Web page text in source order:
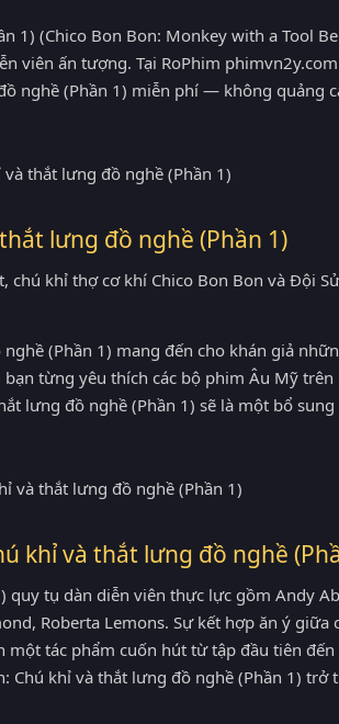
1) (Chico Bon Bon: Monkey with a Tool
viên ấn tượng. Tại RoPhim phimvn2y.com
nghề (Phần 1) miễn phí — không quảng
lưng đồ nghề (Phần 1)
khỉ thợ cơ khí Chico Bon Bon và Đội
(Phần 1) mang đến cho khán giả
từng yêu thích các bộ phim Âu Mỹ trên
lưng đồ nghề (Phần 1) sẽ là một bổ
khỉ và thắt lưng đồ nghề
quy tụ dàn diễn viên thực lực gồm Andy
Roberta Lemons. Sự kết hợp ăn ý giữa
tác phẩm cuốn hút từ tập đầu tiên đến
Chú khỉ và thắt lưng đồ nghề (Phần 1) trở